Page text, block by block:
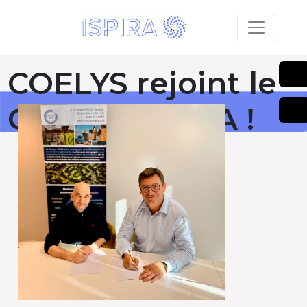
COELYS rejoint le
Groupe ISPIRA !
Publié le 17 décembre 2025